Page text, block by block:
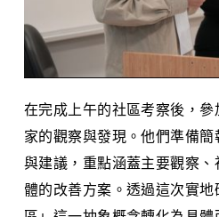
在完成上午的社區考察後，
家的觀察與發現。他們準備
與建議，重點涵蓋主要觀察
體的改善方案。透過這次實